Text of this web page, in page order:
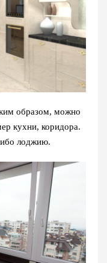
образом, можно
кухни, коридора.
лоджию.